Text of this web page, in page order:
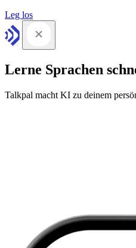
Leg los
Lerne Sprachen
Talkpal macht KI zu deinem